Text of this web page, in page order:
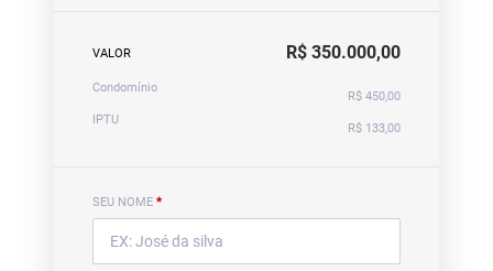
VALOR R$ 350.000,00
Condomínio
R$ 450,00
IPTU
R$ 133,00
SEU NOME *